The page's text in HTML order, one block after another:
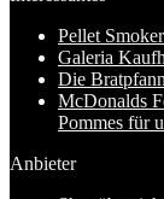
Pellet
Galeria
Die
McDonalds
Pommes für
Anbieter